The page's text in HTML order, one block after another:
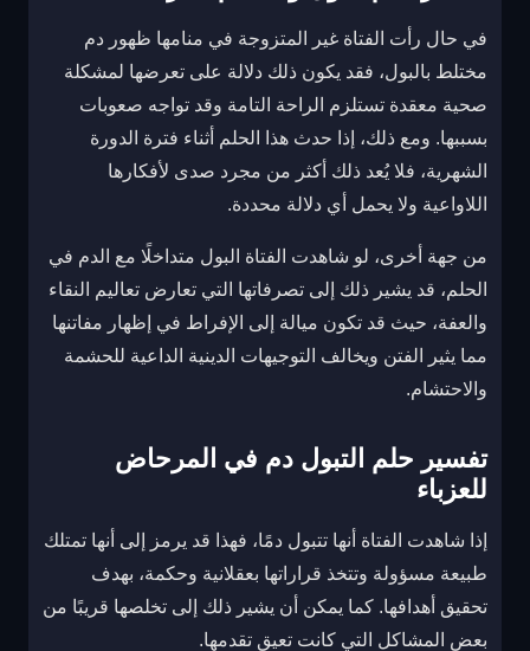
في حال رأت الفتاة غير المتزوجة في منامها ظهور دم
مختلط بالبول، فقد يكون ذلك دلالة على تعرضها لمشكلة
صحية معقدة تستلزم الراحة التامة وقد تواجه صعوبات
بسببها. ومع ذلك، إذا حدث هذا الحلم أثناء فترة الدورة
الشهرية، فلا يُعد ذلك أكثر من مجرد صدى لأفكارها
اللاواعية ولا يحمل أي دلالة محددة.
من جهة أخرى، لو شاهدت الفتاة البول متداخلًا مع الدم في
الحلم، قد يشير ذلك إلى تصرفاتها التي تعارض تعاليم النقاء
والعفة، حيث قد تكون ميالة إلى الإفراط في إظهار مفاتنها
مما يثير الفتن ويخالف التوجيهات الدينية الداعية للحشمة
والاحتشام.
تفسير حلم التبول دم في المرحاض
للعزباء
إذا شاهدت الفتاة أنها تتبول دمًا، فهذا قد يرمز إلى أنها تمتلك
طبيعة مسؤولة وتتخذ قراراتها بعقلانية وحكمة، بهدف
تحقيق أهدافها. كما يمكن أن يشير ذلك إلى تخلصها قريبًا من
بعض المشاكل التي كانت تعيق تقدمها.